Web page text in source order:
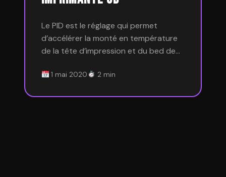
Le PID est le réglage qui permet
d’accélérer la monté en température
de la tête d’impression et du bed de…
1 mai 2020 2 min